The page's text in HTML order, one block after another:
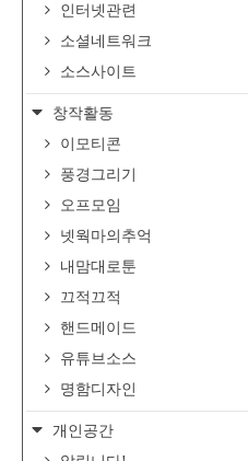
인터넷관련
소셜네트워크
소스사이트
창작활동
이모티콘
풍경그리기
오프모임
넷웍마의추억
내맘대로툰
끄적끄적
핸드메이드
유튜브소스
명함디자인
개인공간